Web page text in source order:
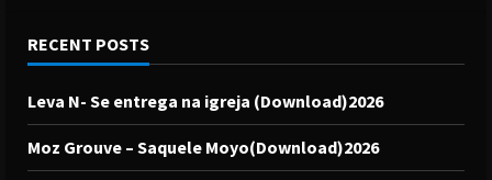
RECENT POSTS
Leva N- Se entrega na igreja (Download)2026
Moz Grouve – Saquele Moyo(Download)2026